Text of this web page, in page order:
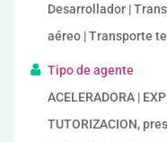
Desarrollador |
aéreo | Transporte
Tipo de agente
ACELERADORA |
TUTORIZACION,